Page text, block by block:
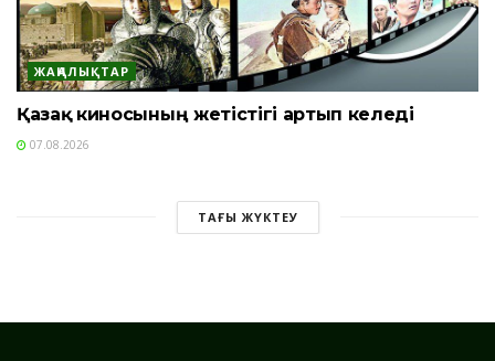
ЖАҢАЛЫҚТАР
Қазақ киносының жетістігі артып келеді
07.08.2026
ТАҒЫ ЖҮКТЕУ